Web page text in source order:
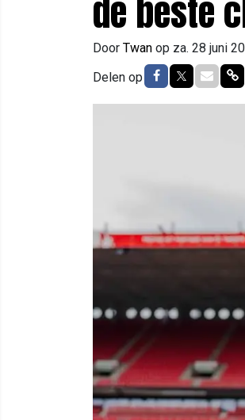
de beste
Door Twan op za. 28 juni
Delen op Delen opDelen op
Delen